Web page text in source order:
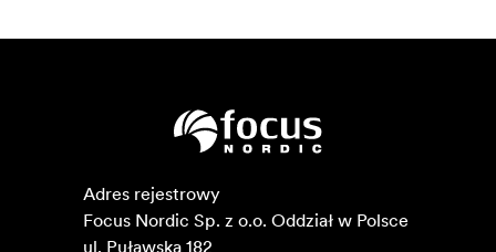
Adres rejestrowy
Focus Nordic Sp. z o.o. Oddział w Polsce
ul. Puławska 182